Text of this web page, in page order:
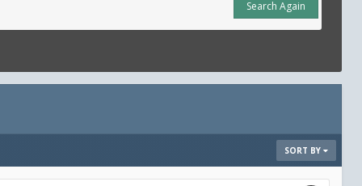
Search Again
SORT BY